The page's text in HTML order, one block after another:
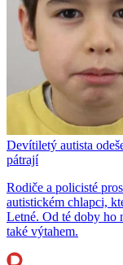
Devítiletý autista
pátrají
Rodiče a policisté
autistickém chlapci,
Letné. Od té doby ho
také výtahem.